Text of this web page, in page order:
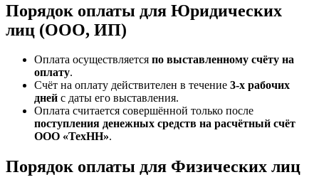
Порядок оплаты для Юридических
лиц (ООО, ИП)
Оплата осуществляется по выставленному счёту на
оплату.
Счёт на оплату действителен в течение 3‑х рабочих
дней с даты его выставления.
Оплата считается совершённой только после
поступления денежных средств на расчётный счёт
ООО «ТехНН».
Порядок оплаты для Физических лиц